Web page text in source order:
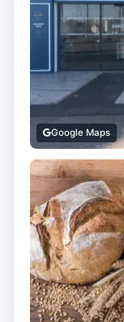
Google Maps